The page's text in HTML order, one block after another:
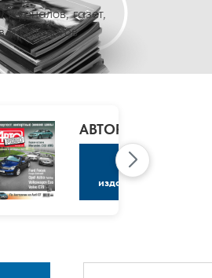
газет,
и каталогов
АВТОРЕВЮ
К
изданию